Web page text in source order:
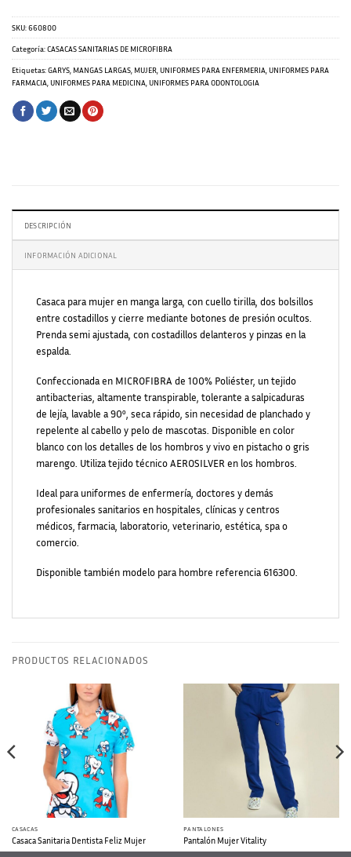
SKU:660800
Categoría:CASACAS SANITARIAS DE MICROFIBRA
Etiquetas:GARYS MANGAS LARGAS MUJER UNIFORMES PARA ENFERMERIA UNIFORMES PARA
FARMACIA UNIFORMES PARA MEDICINA UNIFORMES PARA ODONTOLOGIA
DESCRIPCIÓN
INFORMACIÓN ADICIONAL
Casaca para mujer en manga larga, con cuello tirilla, dos bolsillos
entre costadillos y cierre mediante botones de presión ocultos.
Prenda semi ajustada, con costadillos delanteros y pinzas en la
espalda.
Confeccionada en MICROFIBRA de 100% Poliéster, un tejido
antibacterias, altamente transpirable, tolerante a salpicaduras
de lejía, lavable a 90º, seca rápido, sin necesidad de planchado y
repelente al cabello y pelo de mascotas. Disponible en color
blanco con los detalles de los hombros y vivo en pistacho o gris
marengo. Utiliza tejido técnico AEROSILVER en los hombros.
Ideal para uniformes de enfermería, doctores y demás
profesionales sanitarios en hospitales, clínicas y centros
médicos, farmacia, laboratorio, veterinario, estética, spa o
comercio.
Disponible también modelo para hombre referencia 616300.
PRODUCTOS RELACIONADOS
CASACAS
Casaca Sanitaria Dentista Feliz Mujer
PANTALONES
Pantalón Mujer Vitality